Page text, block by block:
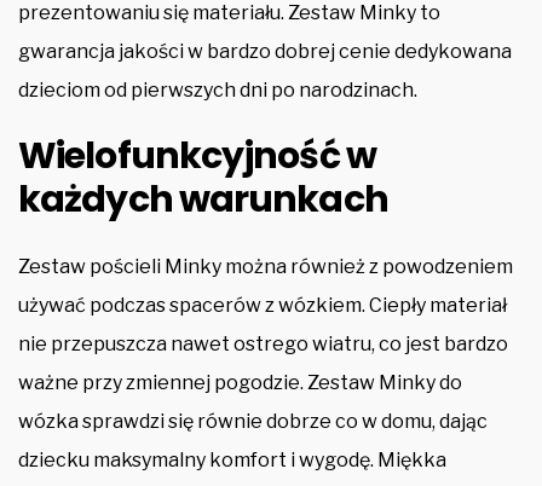
prezentowaniu się materiału. Zestaw Minky to
gwarancja jakości w bardzo dobrej cenie dedykowana
dzieciom od pierwszych dni po narodzinach.
Wielofunkcyjność w
każdych warunkach
Zestaw pościeli Minky można również z powodzeniem
używać podczas spacerów z wózkiem. Ciepły materiał
nie przepuszcza nawet ostrego wiatru, co jest bardzo
ważne przy zmiennej pogodzie. Zestaw Minky do
wózka sprawdzi się równie dobrze co w domu, dając
dziecku maksymalny komfort i wygodę. Miękka